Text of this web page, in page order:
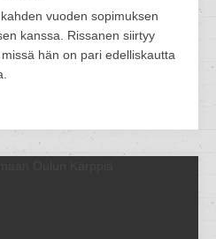
vuoden sopimuksen
kanssa. Rissanen siirtyy
hän on pari edelliskautta